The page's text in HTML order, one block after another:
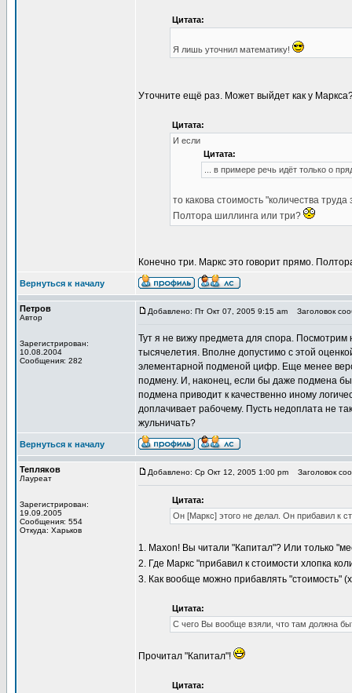
Цитата:
Я лишь уточнил математику!
Уточните ещё раз. Может выйдет как у
Цитата:
И если
Цитата:
... в примере речь идёт только о
то какова стоимость "количества
Полтора шиллинга или три?
Конечно три. Маркс это говорит прямо.
Вернуться к началу
Петров
Автор
Зарегистрирован:
10.08.2004
Сообщения: 282
Добавлено: Пт Окт 07, 2005 9:15 am Заголовок
Тут я не вижу предмета для спора.
тысячелетия. Вполне допустимо с этой
элементарной подменой цифр. Еще менее
подмену. И, наконец, если бы даже подмена
подмена приводит к качественно иному
доплачивает рабочему. Пусть недоплата не
жульничать?
Вернуться к началу
Тепляков
Лауреат
Зарегистрирован:
19.09.2005
Сообщения: 554
Откуда: Харьков
Добавлено: Ср Окт 12, 2005 1:00 pm Заголовок
Цитата:
Он [Маркс] этого не делал. Он прибавил к
1. Maxon! Вы читали "Капитал"? Или только
2. Где Маркс "прибавил к стоимости хлопка
3. Как вообще можно прибавлять "стоимость"
Цитата:
С чего Вы вообще взяли, что там должна
Прочитал "Капитал"!
Цитата: